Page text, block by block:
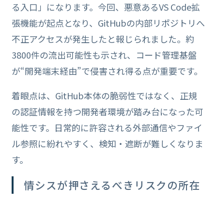
る入口」になります。今回、悪意あるVS Code拡
張機能が起点となり、GitHubの内部リポジトリへ
不正アクセスが発生したと報じられました。約
3800件の流出可能性も示され、コード管理基盤
が“開発端末経由”で侵害され得る点が重要です。
着眼点は、GitHub本体の脆弱性ではなく、正規
の認証情報を持つ開発者環境が踏み台になった可
能性です。日常的に許容される外部通信やファイ
ル参照に紛れやすく、検知・遮断が難しくなりま
す。
情シスが押さえるべきリスクの所在